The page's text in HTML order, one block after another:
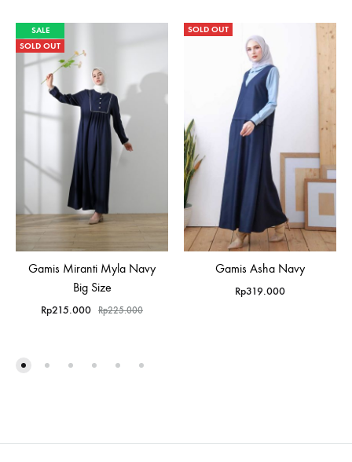
SALE
SOLD OUT
Gamis Miranti Myla Navy
Big Size
Rp215.000 Rp225.000
SOLD OUT
Gamis Asha Navy
Rp319.000